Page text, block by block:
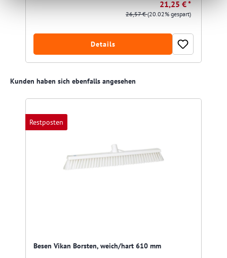
21,25 € *
26,57 €(20.02% gespart)
Details
Produktgalerie überspringen
Kunden haben sich ebenfalls angesehen
Restposten
Besen Vikan Borsten, weich/hart 610 mm